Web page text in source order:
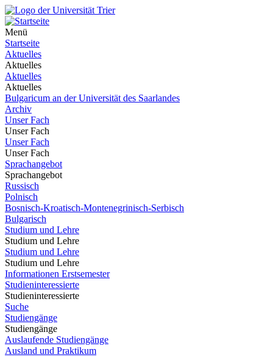
Menü
Startseite
Aktuelles
Aktuelles
Aktuelles
Aktuelles
Bulgaricum an der Universität des Saarlandes
Archiv
Unser Fach
Unser Fach
Unser Fach
Unser Fach
Sprachangebot
Sprachangebot
Russisch
Polnisch
Bosnisch-Kroatisch-Montenegrinisch-Serbisch
Bulgarisch
Studium und Lehre
Studium und Lehre
Studium und Lehre
Studium und Lehre
Informationen Erstsemester
Studieninteressierte
Studieninteressierte
Suche
Studiengänge
Studiengänge
Auslaufende Studiengänge
Ausland und Praktikum